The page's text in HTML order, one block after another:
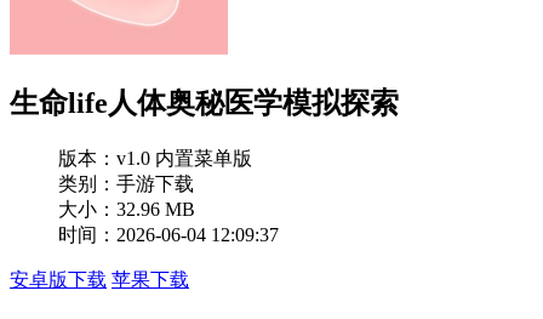
生命life人体奥秘医学模拟探索
版本： v1.0 内置菜单版
类别：手游下载
大小：32.96 MB
时间：2026-06-04 12:09:37
安卓版下载 苹果下载